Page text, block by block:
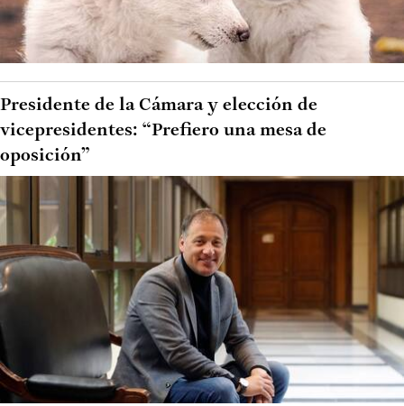
Presidente de la Cámara y elección de
vicepresidentes: “Prefiero una mesa de
oposición”